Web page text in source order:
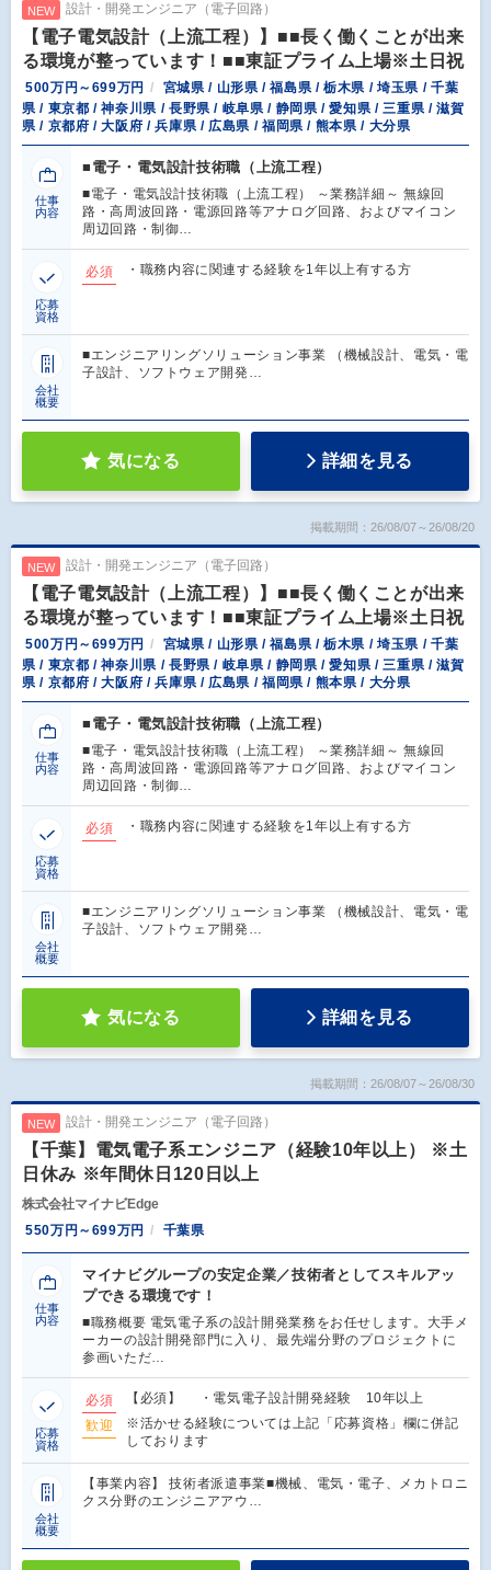
NEW 設計・開発エンジニア（電子回路）
【電子電気設計（上流工程）】■■長く働くことが出来
る環境が整っています！■■東証プライム上場※土日祝
500万円～699万円
宮城県 / 山形県 / 福島県 / 栃木県 / 埼玉県 / 千葉
県 / 東京都 / 神奈川県 / 長野県 / 岐阜県 / 静岡県 / 愛知県 / 三重県 / 滋賀
県 / 京都府 / 大阪府 / 兵庫県 / 広島県 / 福岡県 / 熊本県 / 大分県
仕事
内容
■電子・電気設計技術職（上流工程）
■電子・電気設計技術職（上流工程） ～業務詳細～ 無線回
路・高周波回路・電源回路等アナログ回路、およびマイコン
周辺回路・制御…
応募
資格
必須 ・職務内容に関連する経験を1年以上有する方
会社
概要
■エンジニアリングソリューション事業 （機械設計、電気・電
子設計、ソフトウェア開発…
気になる 詳細を見る
掲載期間：26/08/07～26/08/20
NEW 設計・開発エンジニア（電子回路）
【電子電気設計（上流工程）】■■長く働くことが出来
る環境が整っています！■■東証プライム上場※土日祝
500万円～699万円
宮城県 / 山形県 / 福島県 / 栃木県 / 埼玉県 / 千葉
県 / 東京都 / 神奈川県 / 長野県 / 岐阜県 / 静岡県 / 愛知県 / 三重県 / 滋賀
県 / 京都府 / 大阪府 / 兵庫県 / 広島県 / 福岡県 / 熊本県 / 大分県
仕事
内容
■電子・電気設計技術職（上流工程）
■電子・電気設計技術職（上流工程） ～業務詳細～ 無線回
路・高周波回路・電源回路等アナログ回路、およびマイコン
周辺回路・制御…
応募
資格
必須 ・職務内容に関連する経験を1年以上有する方
会社
概要
■エンジニアリングソリューション事業 （機械設計、電気・電
子設計、ソフトウェア開発…
気になる 詳細を見る
掲載期間：26/08/07～26/08/30
NEW 設計・開発エンジニア（電子回路）
【千葉】電気電子系エンジニア（経験10年以上） ※土
日休み ※年間休日120日以上
株式会社マイナビEdge
550万円～699万円
千葉県
仕事
内容
マイナビグループの安定企業／技術者としてスキルアッ
プできる環境です！
■職務概要 電気電子系の設計開発業務をお任せします。大手メ
ーカーの設計開発部門に入り、最先端分野のプロジェクトに
参画いただ…
応募
資格
必須
【必須】 ・電気電子設計開発経験 10年以上
歓迎
※活かせる経験については上記「応募資格」欄に併記
しております
会社
概要
【事業内容】 技術者派遣事業■機械、電気・電子、メカトロニ
クス分野のエンジニアアウ…